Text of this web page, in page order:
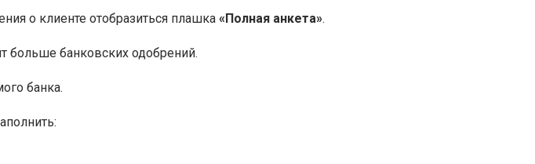
о клиенте отобразиться плашка «Полная анкета».
больше банковских одобрений.
банка.